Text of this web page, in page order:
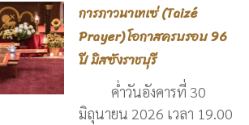
การภาวนาเทเซ่ (Taizé
Prayer) โอกาสครบรอบ 96
ปี มิสซังราชบุรี
ค่ำวันอังคารที่ 30
มิถุนายน 2026 เวลา 19.00